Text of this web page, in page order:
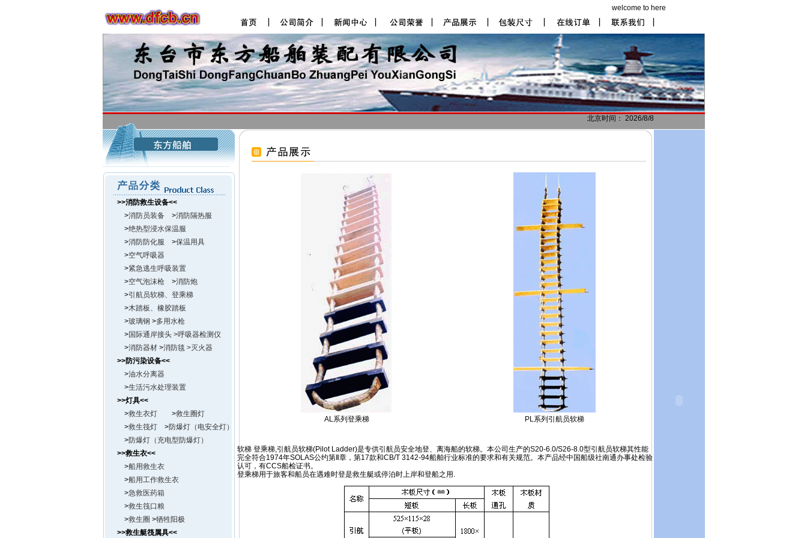
welcome to here
>>消防救生设备<<
>消防员装备>消防隔热服
>绝热型浸水保温服
>消防防化服 >保温用具
>空气呼吸器
>紧急逃生呼吸装置
>空气泡沫枪>消防炮
>引航员软梯、登乘梯
>木踏板、橡胶踏板
>玻璃钢 >多用水枪
>国际通岸接头 >呼吸器检测仪
>消防器材 >消防毯 >灭火器
>>防污染设备<<
>油水分离器
>生活污水处理装置
>>灯具<<
>救生衣灯>救生圈灯
>救生筏灯>防爆灯（电安全灯）
>防爆灯（充电型防爆灯）
>>救生衣<<
>船用救生衣
>船用工作救生衣
>急救医药箱
>救生筏口粮
>救生圈 >牺牲阳极
>>救生艇筏属具<<
北京时间： 2026/8/8
AL系列登乘梯 PL系列引航员软梯
软梯 登乘梯,引航员软梯(Pilot Ladder)是专供引航员安全地登、离海船的软梯。本公司生产的S20-6.0/S26-8.0型引航员软梯其性能
完全符合1974年SOLAS公约第Ⅱ章，第17款和CB/T 3142-94船舶行业标准的要求和有关规范。本产品经中国船级社南通办事处检验
认可，有CCS船检证书。
登乘梯用于旅客和船员在遇难时登是救生艇或停泊时上岸和登船之用.